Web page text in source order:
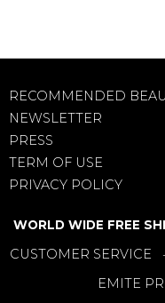
RECOMMENDED
NEWSLETTER
PRESS
TERM OF USE
PRIVACY POLICY
WORLD WIDE FREE
CUSTOMER SERVICE
EMITE